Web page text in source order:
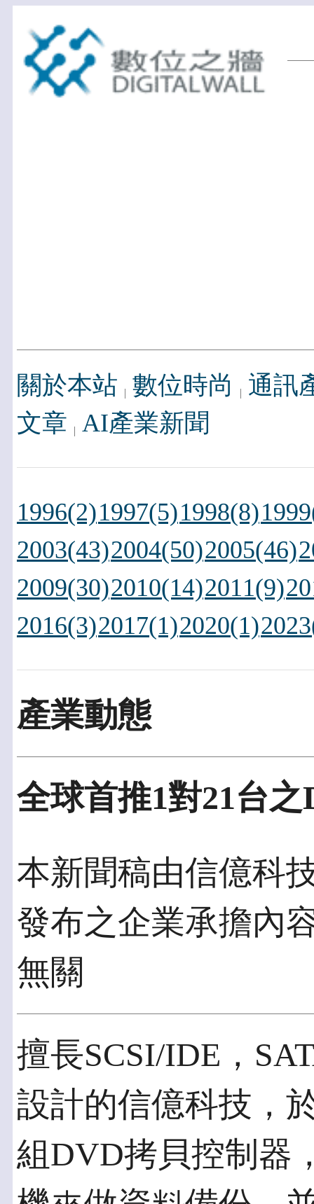
關於本站 數位時尚
通訊
文章 AI產業新聞
1996(2)1997(5)1998(8)
2003(43)2004(50)2005(46)
2009(30)2010(14)2011(9)
2016(3)2017(1)2020(1)
產業動態
全球首推1對21台
本新聞稿由信億科
發布之企業承擔內
無關
擅長SCSI/IDE，
設計的信億科技，
組DVD拷貝控制器